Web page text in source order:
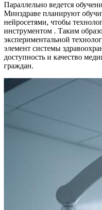
Параллельно ведется
Минздраве планируют
нейросетями, чтобы
инструментом . Таким
экспериментальной
элемент системы
доступность и качество
граждан.